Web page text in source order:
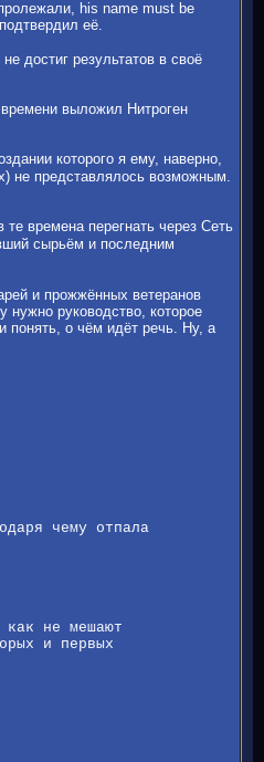
his name must be
её.
достиг результатов в своё
выложил Нитроген
которого я ему, наверно,
не представлялось возможным.
времена перегнать через Сеть
сырьём и последним
и прожжённых ветеранов
нужно руководство, которое
понять, о чём идёт речь. Ну, а
чему отпала
как не мешают
и первых